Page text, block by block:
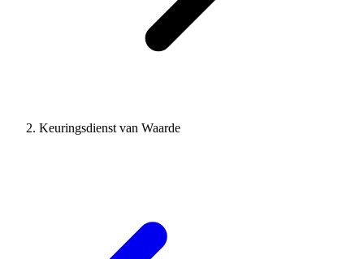
Keuringsdienst van Waarde